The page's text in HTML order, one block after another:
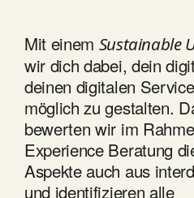
Mit einem Sustainable
wir dich dabei, dein
deinen digitalen
möglich zu gestalten.
bewerten wir im
Experience Beratung
Aspekte auch aus
und identifizieren alle
REINHÖREN